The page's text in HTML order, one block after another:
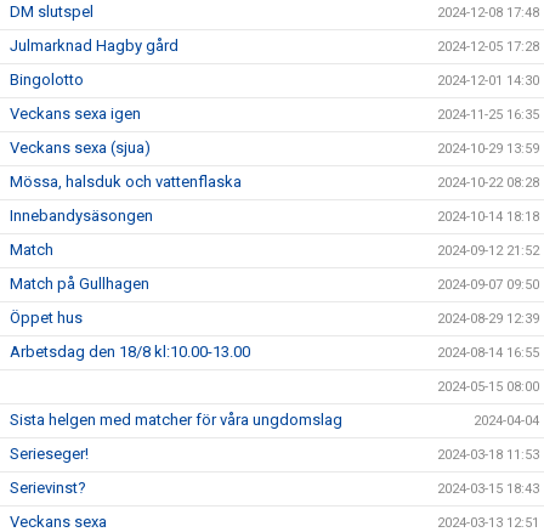
DM slutspel 2024-12-08 17:48
Julmarknad Hagby gård 2024-12-05 17:28
Bingolotto 2024-12-01 14:30
Veckans sexa igen 2024-11-25 16:35
Veckans sexa (sjua) 2024-10-29 13:59
Mössa, halsduk och vattenflaska 2024-10-22 08:28
Innebandysäsongen 2024-10-14 18:18
Match 2024-09-12 21:52
Match på Gullhagen 2024-09-07 09:50
Öppet hus 2024-08-29 12:39
Arbetsdag den 18/8 kl:10.00-13.00 2024-08-14 16:55
2024-05-15 08:00
Sista helgen med matcher för våra ungdomslag 2024-04-04
Serieseger! 2024-03-18 11:53
Serievinst? 2024-03-15 18:43
Veckans sexa 2024-03-13 12:51